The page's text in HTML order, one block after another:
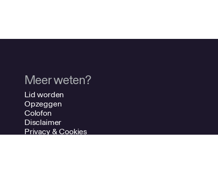
Meer weten?
Lid worden
Opzeggen
Colofon
Disclaimer
Privacy & Cookies